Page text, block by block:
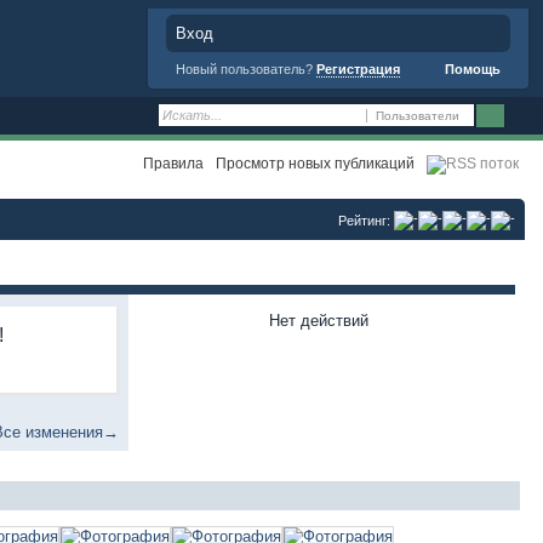
Вход
Новый пользователь? Регистрация Помощь
Пользователи
Правила Просмотр новых публикаций
Рейтинг:
изменения→
Нет действий